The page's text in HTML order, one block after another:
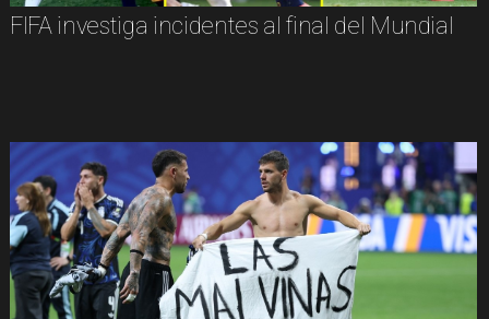
FIFA investiga incidentes al final del Mundial